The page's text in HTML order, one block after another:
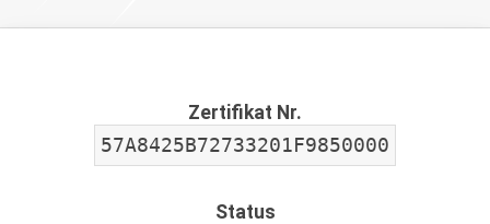
Zertifikat Nr.
57A8425B72733201F9850000
Status